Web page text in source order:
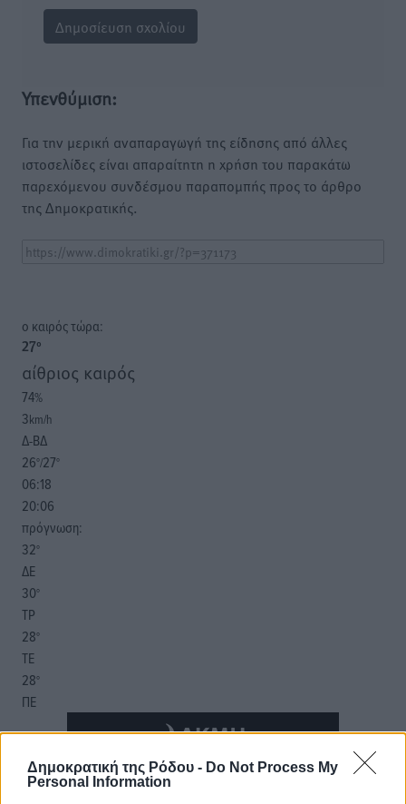
Δημοκρατική της Ρόδου - Do Not Process My
Personal Information
Υπενθύμιση:
Για την μερική αναπαραγωγή της είδησης από άλλες
ιστοσελίδες είναι απαραίτητη η χρήση του παρακάτω
παρεχόμενου συνδέσμου παραπομπής προς το άρθρο
της Δημοκρατικής.
o καιρός τώρα:
27°
αίθριος καιρός
74%
3km/h
Δ-ΒΔ
26°/27°
06:18
20:06
πρόγνωση:
32°
ΔΕ
30°
ΤΡ
28°
ΤΕ
28°
ΠΕ